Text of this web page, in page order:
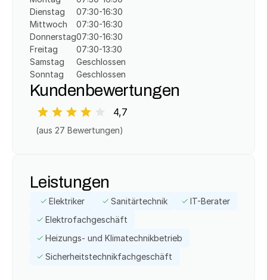
Dienstag
Mittwoch
Donnerstag
Freitag
Samstag
Sonntag
07:30-16:30
07:30-16:30
07:30-16:30
07:30-13:30
Geschlossen
Geschlossen
Kundenbewertungen
4,7
(aus 27 Bewertungen)
Leistungen
Elektriker Sanitärtechnik
IT-Berater
Elektrofachgeschäft
Heizungs- und Klimatechnikbetrieb
Sicherheitstechnikfachgeschäft